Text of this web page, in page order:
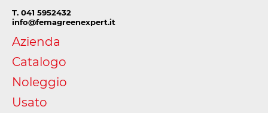
T. 041 5952432
info@femagreenexpert.it
Azienda
Catalogo
Noleggio
Usato